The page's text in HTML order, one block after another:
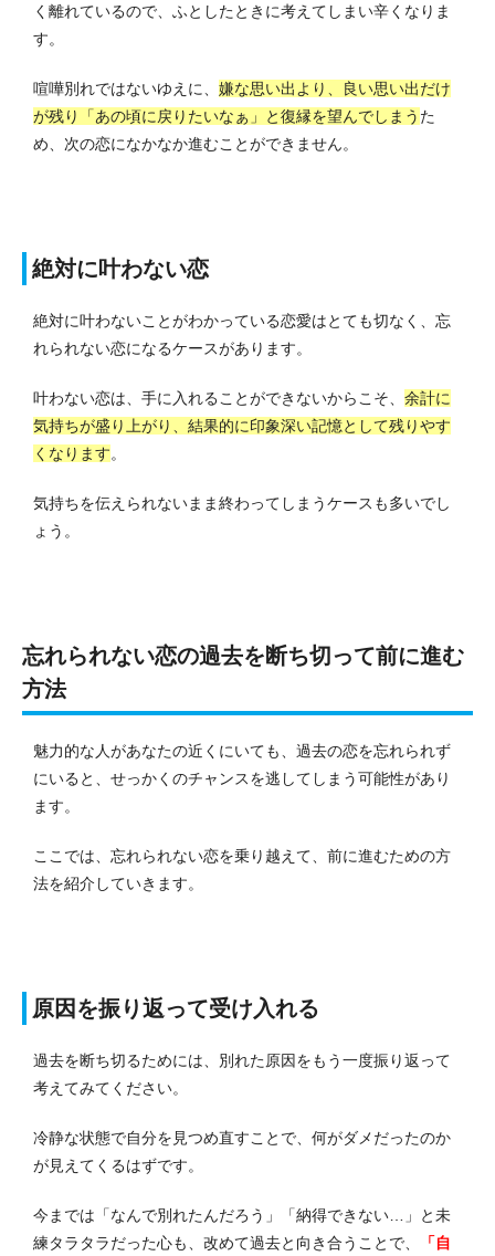
く離れているので、ふとしたときに考えてしまい辛くなりま
す。
喧嘩別れではないゆえに、 嫌な思い出より、良い思い出だけ
が残り「あの頃に戻りたいなぁ」と復縁を望んでしまう た
め、次の恋になかなか進むことができません。
絶対に叶わない恋
絶対に叶わないことがわかっている恋愛はとても切なく、忘
れられない恋になるケースがあります。
叶わない恋は、手に入れることができないからこそ、 余計に
気持ちが盛り上がり、結果的に印象深い記憶として残りやす
くなります。
気持ちを伝えられないまま終わってしまうケースも多いでし
ょう。
忘れられない恋の過去を断ち切って前に進む
方法
魅力的な人があなたの近くにいても、過去の恋を忘れられず
にいると、せっかくのチャンスを逃してしまう可能性があり
ます。
ここでは、忘れられない恋を乗り越えて、前に進むための方
法を紹介していきます。
原因を振り返って受け入れる
過去を断ち切るためには、別れた原因をもう一度振り返って
考えてみてください。
冷静な状態で自分を見つめ直すことで、何がダメだったのか
が見えてくるはずです。
今までは「なんで別れたんだろう」「納得できない…」と未
練タラタラだった心も、改めて過去と向き合うことで、
「自